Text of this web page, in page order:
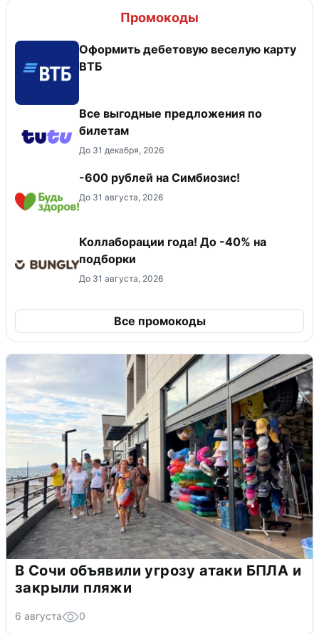
Промокоды
Оформить дебетовую веселую карту
ВТБ
Все выгодные предложения по
билетам
До 31 декабря, 2026
-600 рублей на Симбиозис!
До 31 августа, 2026
Коллаборации года! До -40% на
подборки
До 31 августа, 2026
Все промокоды
В Сочи объявили угрозу атаки БПЛА и
закрыли пляжи
6 августа 0